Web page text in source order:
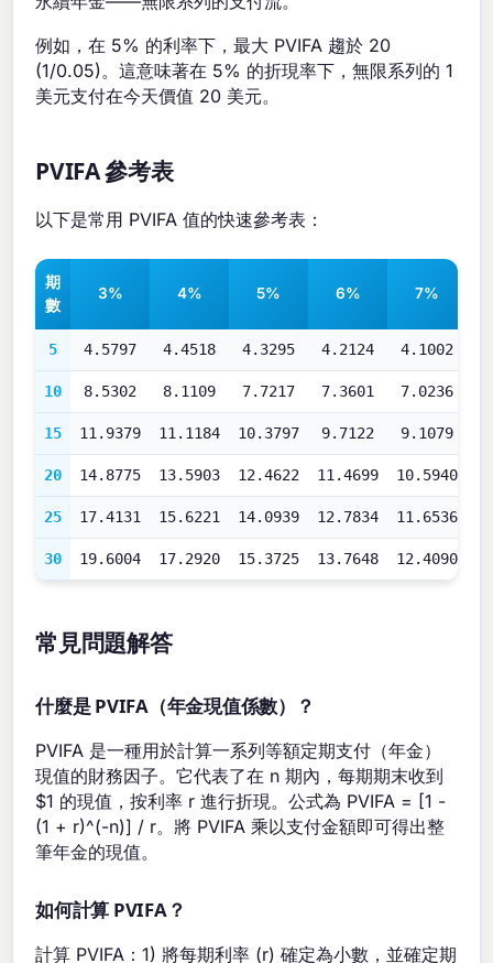
例如，在 5% 的利率下，最大 PVIFA 趨於 20
(1/0.05)。這意味著在 5% 的折現率下，無限系列的 1
美元支付在今天價值 20 美元。
PVIFA 參考表
以下是常用 PVIFA 值的快速參考表：
期
數
3% 4% 5% 6% 7%
5 4.5797 4.4518 4.3295 4.2124 4.1002
10 8.5302 8.1109 7.7217 7.3601 7.0236
15 11.9379 11.1184 10.3797 9.7122 9.1079
20 14.8775 13.5903 12.4622 11.4699 10.5940
25 17.4131 15.6221 14.0939 12.7834 11.6536
30 19.6004 17.2920 15.3725 13.7648 12.4090
常見問題解答
什麼是 PVIFA（年金現值係數）？
PVIFA 是一種用於計算一系列等額定期支付（年金）
現值的財務因子。它代表了在 n 期內，每期期末收到
$1 的現值，按利率 r 進行折現。公式為 PVIFA = [1 -
(1 + r)^(-n)] / r。將 PVIFA 乘以支付金額即可得出整
筆年金的現值。
如何計算 PVIFA？
計算 PVIFA：1) 將每期利率 (r) 確定為小數，並確定期